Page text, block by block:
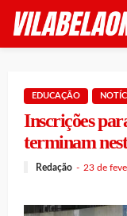
EDUCAÇÃO
Inscrições
terminam
Redação 23 de